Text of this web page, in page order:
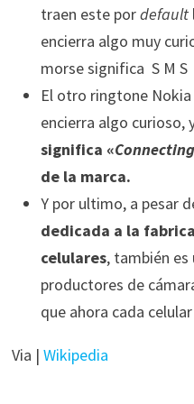
traen este pordefault
encierra algo muy
morse significa S M S
El otro ringtone Nokia
encierra algo curioso,
significa «
de la marca.
Y por ultimo, a pesar
dedicada a la
celulares, también es
productores de
que ahora cada
Via | Wikipedia